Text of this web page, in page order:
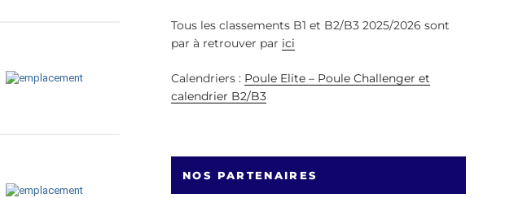
Tous les classements B1 et B2/B3 2025/2026 sont
par à retrouver par ici
Calendriers : Poule Elite – Poule Challenger et
calendrier B2/B3
NOS PARTENAIRES